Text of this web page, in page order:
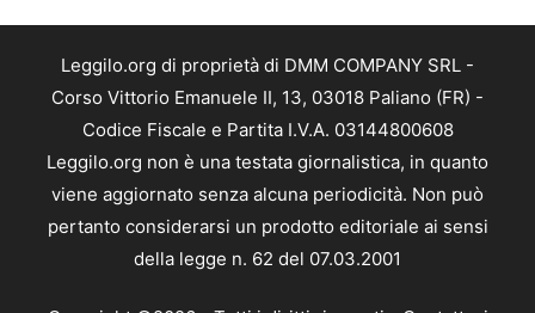
Leggilo.org di proprietà di DMM COMPANY SRL -
Corso Vittorio Emanuele II, 13, 03018 Paliano (FR) -
Codice Fiscale e Partita I.V.A. 03144800608
Leggilo.org non è una testata giornalistica, in quanto
viene aggiornato senza alcuna periodicità. Non può
pertanto considerarsi un prodotto editoriale ai sensi
della legge n. 62 del 07.03.2001